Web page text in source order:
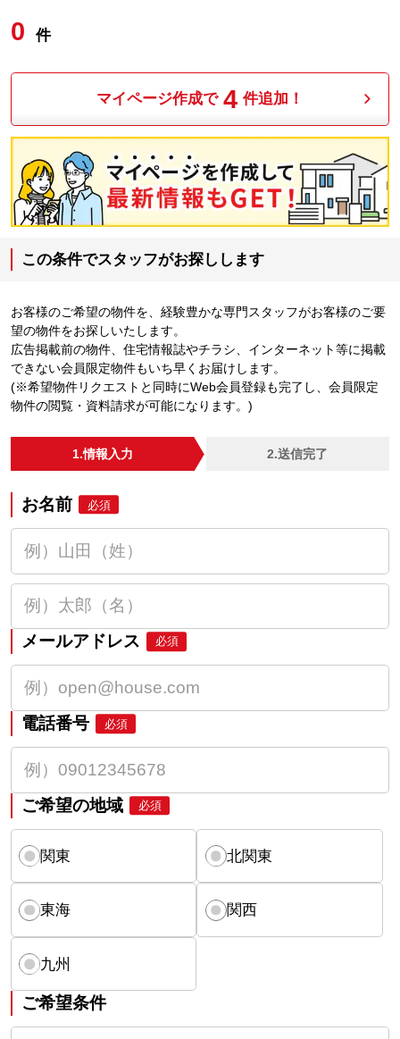
0 件
マイページ作成で 4 件追加！
この条件でスタッフがお探しします
お客様のご希望の物件を、経験豊かな専門スタッフがお客様のご要
望の物件をお探しいたします。
広告掲載前の物件、住宅情報誌やチラシ、インターネット等に掲載
できない会員限定物件もいち早くお届けします。
(※希望物件リクエストと同時にWeb会員登録も完了し、会員限定
物件の閲覧・資料請求が可能になります。)
1.情報入力 2.送信完了
お名前 必須
メールアドレス 必須
電話番号 必須
ご希望の地域 必須
関東 北関東
東海 関西
九州
ご希望条件